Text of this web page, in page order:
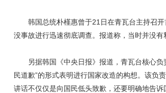
韩国总统朴槿惠曾于21日在青瓦台主持召开
没事故进行迅速彻底调查。报道称，当时并没有
另据韩国《中央日报》报道，青瓦台核心负
民道歉”的形式表明进行国家改造的构想。该负
讲话不仅仅是向国民低头致歉，还要明确地告